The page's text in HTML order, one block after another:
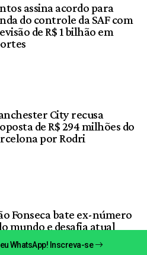
WhatsApp! Inscreva-se
assina acordo para
do controle da SAF com
de R$ 1 bilhão em
City recusa
de R$ 294 milhões do
por Rodri
Fonseca bate ex-número
mundo e desafia atual
em Montreal